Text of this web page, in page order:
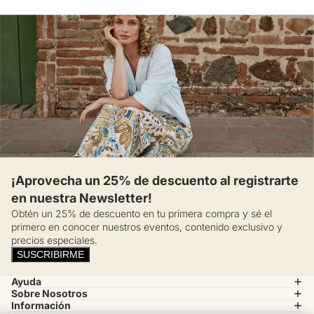
¡Aprovecha un 25% de descuento al registrarte
en nuestra Newsletter!
Obtén un 25% de descuento en tu primera compra y sé el
primero en conocer nuestros eventos, contenido exclusivo y
precios especiales.
SUSCRIBIRME
Ayuda
Sobre Nosotros
Información